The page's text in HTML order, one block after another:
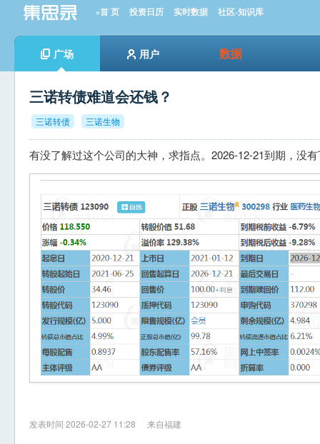
»首 页 投资日历 实时数据 社区-知识库
广场 用户 数据
三诺转债难道会还钱？
三诺转债 三诺生物
有没了解过这个公司的大神，求指点。2026-12-21到期，没
发表时间 2026-02-27 11:28 来自福建